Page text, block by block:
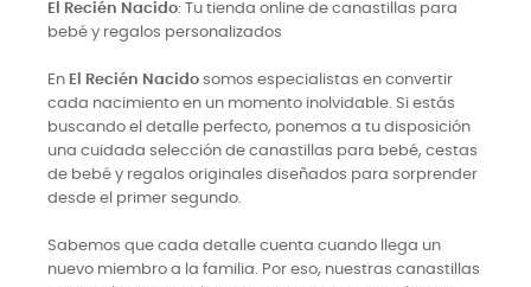
El Recién Nacido: Tu tienda online de canastillas para
bebé y regalos personalizados
En El Recién Nacido somos especialistas en convertir
cada nacimiento en un momento inolvidable. Si estás
buscando el detalle perfecto, ponemos a tu disposición
una cuidada selección de canastillas para bebé, cestas
de bebé y regalos originales diseñados para sorprender
desde el primer segundo.
Sabemos que cada detalle cuenta cuando llega un
nuevo miembro a la familia. Por eso, nuestras canastillas